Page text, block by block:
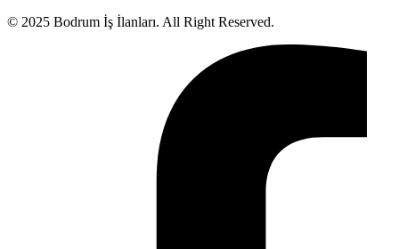
© 2025 Bodrum İş İlanları. All Right Reserved.